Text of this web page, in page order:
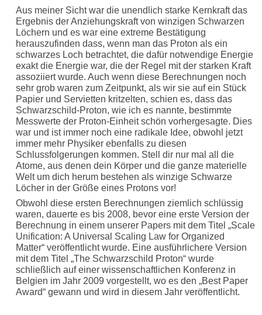
Aus meiner Sicht war die unendlich starke Kernkraft das
Ergebnis der Anziehungskraft von winzigen Schwarzen
Löchern und es war eine extreme Bestätigung
herauszufinden dass, wenn man das Proton als ein
schwarzes Loch betrachtet, die dafür notwendige Energie
exakt die Energie war, die der Regel mit der starken Kraft
assoziiert wurde. Auch wenn diese Berechnungen noch
sehr grob waren zum Zeitpunkt, als wir sie auf ein Stück
Papier und Servietten kritzelten, schien es, dass das
Schwarzschild-Proton, wie ich es nannte, bestimmte
Messwerte der Proton-Einheit schön vorhergesagte. Dies
war und ist immer noch eine radikale Idee, obwohl jetzt
immer mehr Physiker ebenfalls zu diesen
Schlussfolgerungen kommen. Stell dir nur mal all die
Atome, aus denen dein Körper und die ganze materielle
Welt um dich herum bestehen als winzige Schwarze
Löcher in der Größe eines Protons vor!
Obwohl diese ersten Berechnungen ziemlich schlüssig
waren, dauerte es bis 2008, bevor eine erste Version der
Berechnung in einem unserer Papers mit dem Titel „Scale
Unification: A Universal Scaling Law for Organized
Matter“ veröffentlicht wurde. Eine ausführlichere Version
mit dem Titel „The Schwarzschild Proton“ wurde
schließlich auf einer wissenschaftlichen Konferenz in
Belgien im Jahr 2009 vorgestellt, wo es den „Best Paper
Award“ gewann und wird in diesem Jahr veröffentlicht.